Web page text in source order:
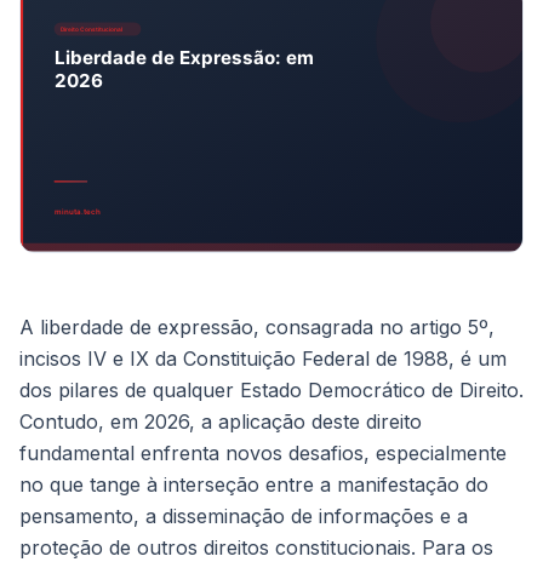
A liberdade de expressão, consagrada no artigo 5º,
incisos IV e IX da Constituição Federal de 1988, é um
dos pilares de qualquer Estado Democrático de Direito.
Contudo, em 2026, a aplicação deste direito
fundamental enfrenta novos desafios, especialmente
no que tange à interseção entre a manifestação do
pensamento, a disseminação de informações e a
proteção de outros direitos constitucionais. Para os